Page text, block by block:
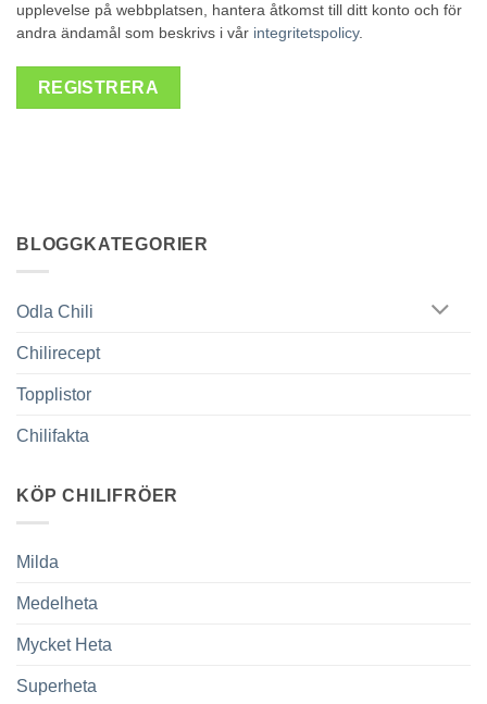
upplevelse på webbplatsen, hantera åtkomst till ditt konto och för
andra ändamål som beskrivs i vår integritetspolicy.
REGISTRERA
BLOGGKATEGORIER
Odla Chili
Chilirecept
Topplistor
Chilifakta
KÖP CHILIFRÖER
Milda
Medelheta
Mycket Heta
Superheta